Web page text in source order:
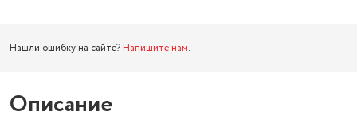
Нашли ошибку на сайте? Напишите нам.
Описание